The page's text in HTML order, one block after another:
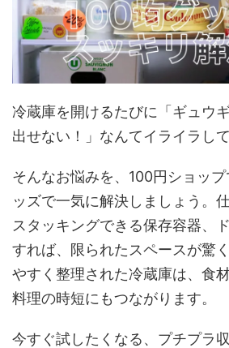
冷蔵庫を開けるたびに「ギュウ
出せない！」なんてイライラし
そんなお悩みを、100円ショッ
ッズで一気に解決しましょう。
スタッキングできる保存容器、
すれば、限られたスペースが驚
やすく整理された冷蔵庫は、食
料理の時短にもつながります。
今すぐ試したくなる、プチプラ